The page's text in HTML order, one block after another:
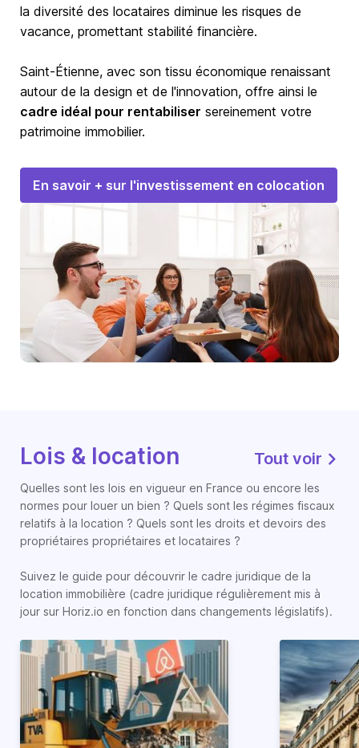
la diversité des locataires diminue les risques de
vacance, promettant stabilité financière.
Saint-Étienne, avec son tissu économique renaissant
autour de la design et de l'innovation, offre ainsi le
cadre idéal pour rentabiliser sereinement votre
patrimoine immobilier.
En savoir + sur l'investissement en colocation
Lois & location Tout voir
Quelles sont les lois en vigueur en France ou encore les
normes pour louer un bien ? Quels sont les régimes fiscaux
relatifs à la location ? Quels sont les droits et devoirs des
propriétaires propriétaires et locataires ?
Suivez le guide pour découvrir le cadre juridique de la
location immobilière (cadre juridique régulièrement mis à
jour sur Horiz.io en fonction dans changements législatifs).